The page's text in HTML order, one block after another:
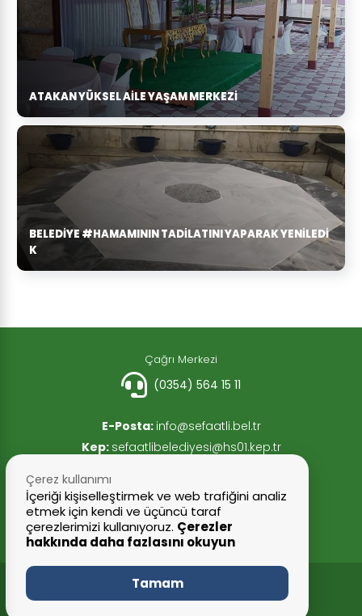
ATAKAN YÜKSEL AILE YAŞAM MERKEZI
BELEDIYE #HAMAMININ TADILATINI YAPARAK YENILEDI
K
Çağrı Merkezi
(0354) 564 15 11
E-Posta: info@sefaatli.bel.tr
Kep: sefaatlibelediyesi@hs01.kep.tr
© 2026 Tüm Hakları Saklıdır Şefaatli Belediyesi
Çerez kullanımı
İçeriği kişiselleştirmek ve web trafiğini analiz
etmek için kendi ve üçüncü taraf
çerezlerimizi kullanıyoruz. Çerezler
hakkında daha fazlasını okuyun
Tamam